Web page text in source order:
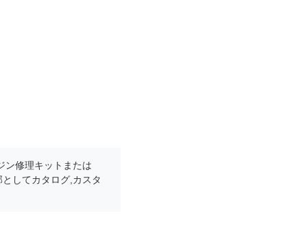
ン修理キットまたは
してカタログ,カスタ